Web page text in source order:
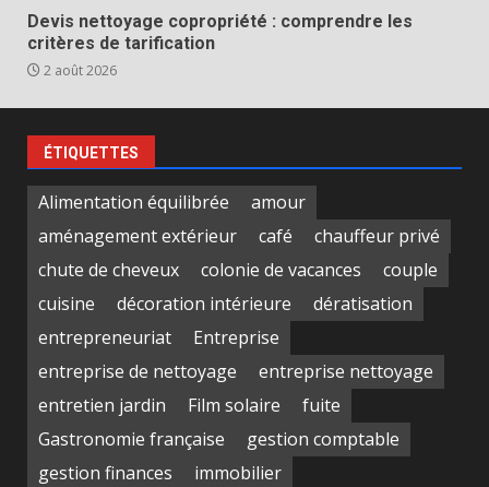
Devis nettoyage copropriété : comprendre les
critères de tarification
2 août 2026
ÉTIQUETTES
Alimentation équilibrée
amour
aménagement extérieur
café
chauffeur privé
chute de cheveux
colonie de vacances
couple
cuisine
décoration intérieure
dératisation
entrepreneuriat
Entreprise
entreprise de nettoyage
entreprise nettoyage
entretien jardin
Film solaire
fuite
Gastronomie française
gestion comptable
gestion finances
immobilier